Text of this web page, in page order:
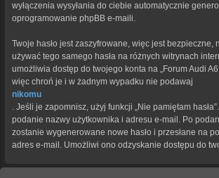
wyłączenia wysyłania do ciebie automatycznie
oprogramowanie phpBB e-maili.
Twoje hasło jest zaszyfrowane, więc jest bezpieczne,
używać tego samego hasła na różnych witrynach
umożliwia dostęp do twojego konta na „Forum Audi
więc chroń je i w żadnym wypadku nie podawaj
nikomu
. Jeśli je zapomnisz, użyj funkcji „Nie pamiętam
podanie nazwy użytkownika i adresu e-mail. Po
zostanie wygenerowane nowe hasło i przesłane na
adres e-mail. Umożliwi ono odzyskanie dostępu do